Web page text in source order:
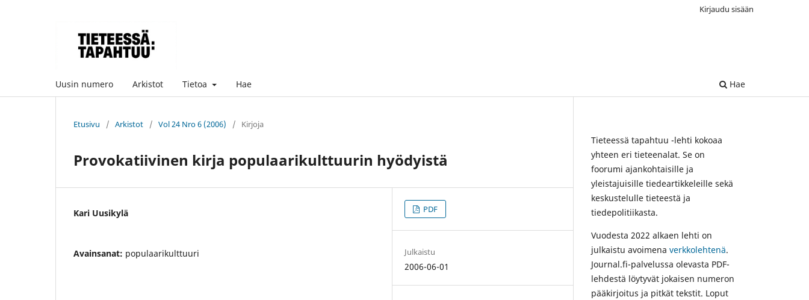
Uusin numero Arkistot Tietoa Hae Hae
Kirjaudu sisään
Etusivu / Arkistot / Vol 24 Nro 6 (2006) / Kirjoja
Provokatiivinen kirja populaarikulttuurin hyödyistä
Kari Uusikylä
Avainsanat: populaarikulttuuri
PDF
Julkaistu
2006-06-01
Tieteessä tapahtuu -lehti kokoaa
yhteen eri tieteenalat. Se on
foorumi ajankohtaisille ja
yleistajuisille tiedeartikkeleille sekä
keskustelulle tieteestä ja
tiedepolitiikasta.
Vuodesta 2022 alkaen lehti on
julkaistu avoimena verkkolehtenä.
Journal.fi-palvelussa olevasta PDF-
lehdestä löytyvät jokaisen numeron
pääkirjoitus ja pitkät tekstit. Loput